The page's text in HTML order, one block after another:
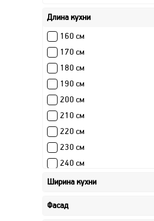
Длина кухни
160 см
170 см
180 см
190 см
200 см
210 см
220 см
230 см
240 см
250 см
270 см
Ширина кухни
Фасад